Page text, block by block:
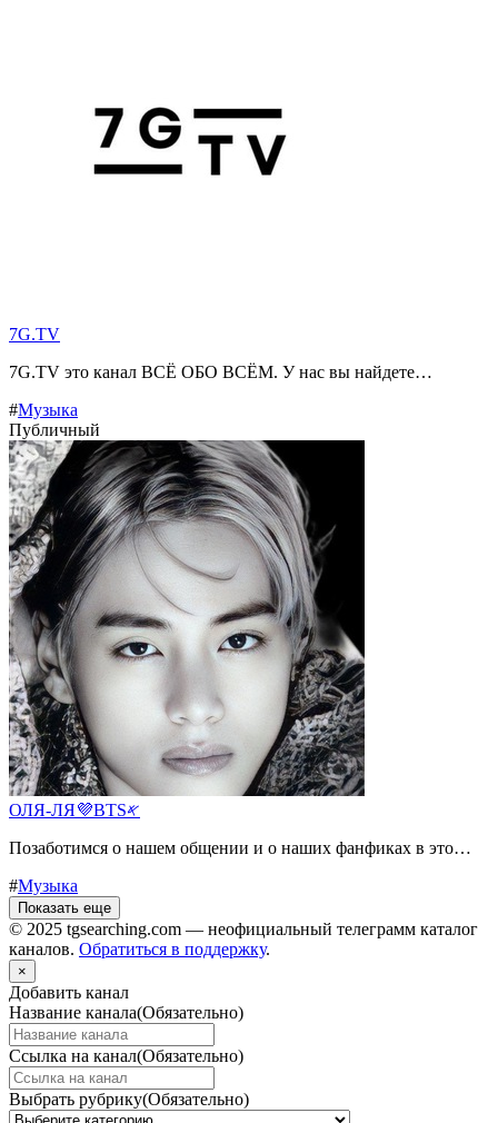
7G.TV
7G.TV это канал ВСЁ ОБО ВСЁМ. У нас вы найдете…
#Музыка
Публичный
ОЛЯ-ЛЯ💜BTS𐤀
Позаботимся о нашем общении и о наших фанфиках в это…
#Музыка
Показать еще
© 2025 tgsearching.com — неофициальный телеграмм каталог
каналов. Обратиться в поддержку.
×
Добавить канал
Название канала(Обязательно)
Ссылка на канал(Обязательно)
Выбрать рубрику(Обязательно)